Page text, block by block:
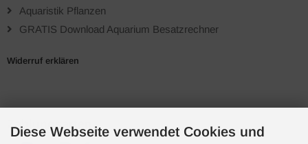
Aquaristik Pflanzen
GRATIS Download Aquarium Besatzrechner
Widerruf erklären
Zahlungsarten
Diese Webseite verwendet Cookies und